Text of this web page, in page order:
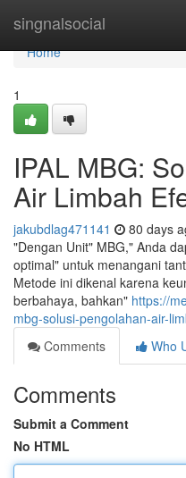
singnalsocial
Home
Home
1
IPAL MBG:
Air Limbah
jakubdlag471141 80 days
"Dengan Unit" MBG," Anda
optimal" untuk menangani
Metode ini dikenal karena
berbahaya, bahkan" https://
mbg-solusi-pengolahan-air-
Comments
Who
Comments
Submit a Comment
No HTML